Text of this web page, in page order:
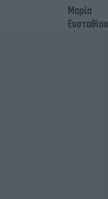
Μαρία
Ευσταθίου